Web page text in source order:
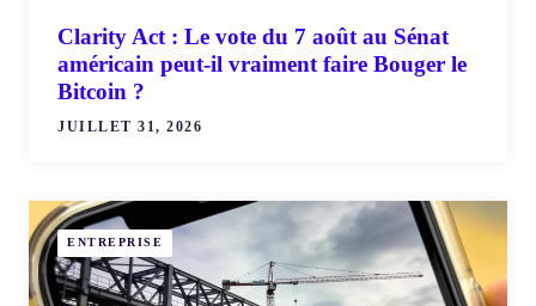
Clarity Act : Le vote du 7 août au Sénat
américain peut-il vraiment faire Bouger le
Bitcoin ?
JUILLET 31, 2026
ENTREPRISE